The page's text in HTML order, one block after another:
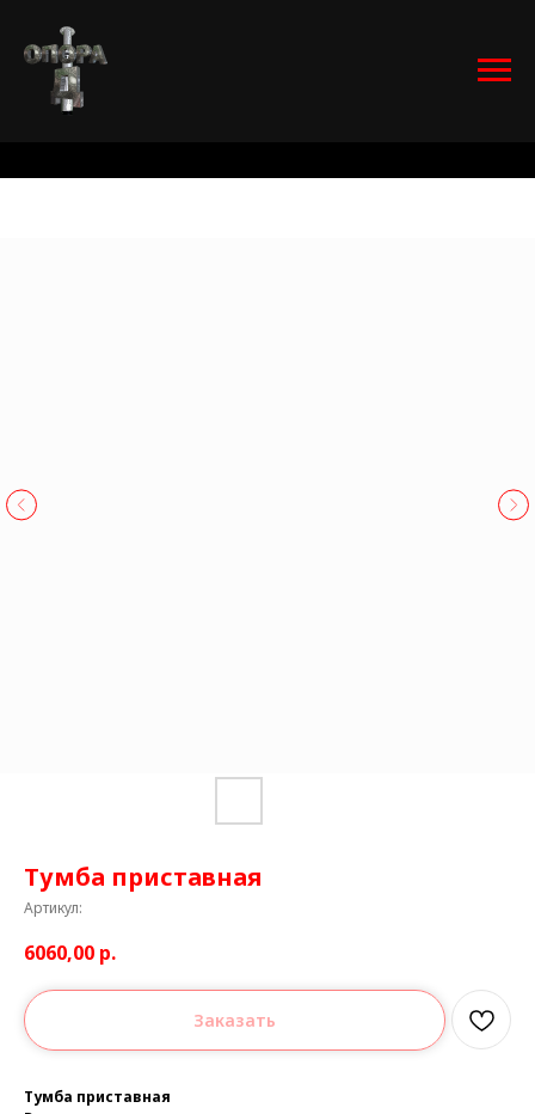
Тумба приставная
Артикул:
6060,00 р.
Заказать
Тумба приставная